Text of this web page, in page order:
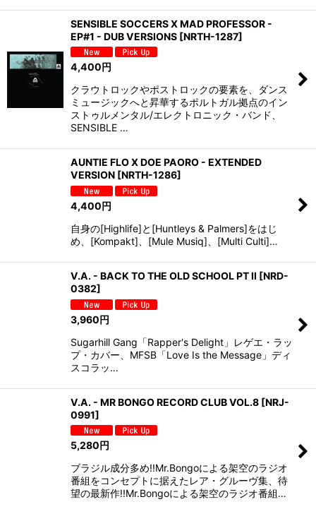
SENSIBLE SOCCERS X MAD PROFESSOR -
EP#1 - DUB VERSIONS [NRTH-1287]
4,400円
クラウトロックやポストロックの要素を、ダンス
ミュージックへと昇華するポルトガル拠点のイン
ストゥルメンタル/エレクトロニック・バンド、
SENSIBLE …
AUNTIE FLO X DOE PAORO - EXTENDED
VERSION [NRTH-1286]
4,400円
自身の[Highlife]と[Huntleys & Palmers]をはじ
め、[Kompakt]、[Mule Musiq]、[Multi Culti]…
V.A. - BACK TO THE OLD SCHOOL PT II [NRD-
0382]
3,960円
Sugarhill Gang「Rapper's Delight」レゲエ・ラッ
プ・カバー、MFSB「Love Is the Message」ディ
スコラッ…
V.A. - MR BONGO RECORD CLUB VOL.8 [NRJ-
0991]
5,280円
ブラジル成分多め!!Mr.Bongoによる架空のラジオ
番組をコンセプトに据えたレア・グルーヴ集、待
望の最新作!!Mr.Bongoによる架空のラジオ番組…